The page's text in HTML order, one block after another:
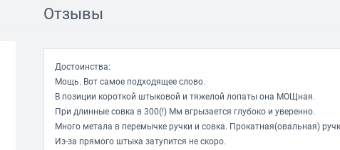
Отзывы
Достоинства:
Мощь. Вот самое подходящее слово.
В позиции короткой штыковой и тяжелой лопаты она МОЩная.
При длинные совка в 300(!) Мм вгрызается глубоко и уверенно.
Много метала в перемычке ручки и совка. Прокатная(овальная)
Из-за прямого штыка затупится не скоро.